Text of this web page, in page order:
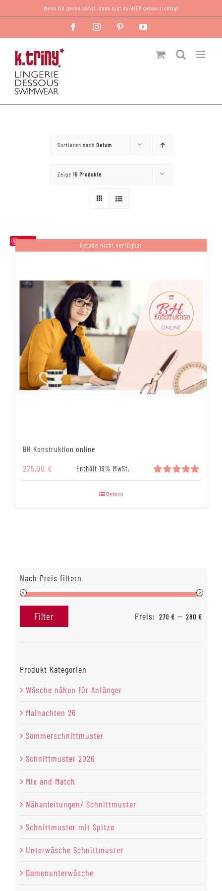
Inhalt
Wenn DU gerne nähst, dann bist du HIER genau richtig!
FacebookInstagramPinterest
Sortieren nach Datum
Zeige 15 Produkte
Save
Gerade nicht verfügbar
BH Konstruktion online
Bewertet
275,00 € Enthält 19% MwSt.
Details
Nach Preis filtern
Filter Preis: 270 € — 280 €
Produkt Kategorien
Wäsche nähen für Anfänger
Mainachten 26
Sommerschnittmuster
Schnittmuster 2026
Mix and Match
Nähanleitungen/ Schnittmuster
Schnittmuster mit Spitze
Unterwäsche Schnittmuster
Damenunterwäsche